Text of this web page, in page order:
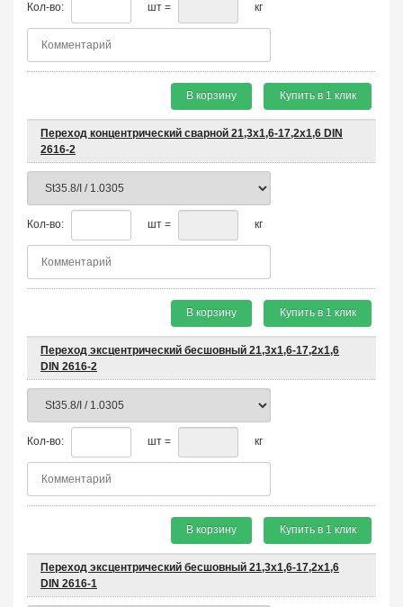
Кол-во: шт = кг
В корзину Купить в 1 клик
Переход концентрический сварной 21,3х1,6-17,2х1,6 DIN
2616-2
Кол-во: шт = кг
В корзину Купить в 1 клик
Переход эксцентрический бесшовный 21,3х1,6-17,2х1,6
DIN 2616-2
Кол-во: шт = кг
В корзину Купить в 1 клик
Переход эксцентрический бесшовный 21,3х1,6-17,2х1,6
DIN 2616-1